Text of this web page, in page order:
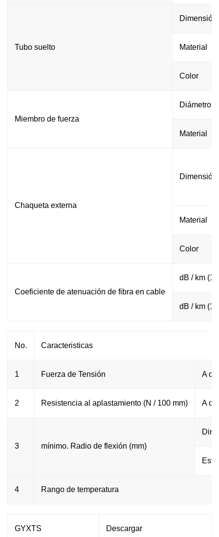
Tubo suelto
Dimensión
Material
Color
Miembro de fuerza
Diámetro
Material
Chaqueta externa
Dimensión
Material
Color
Coeficiente de atenuación de fibra en cable
dB / km
dB / km
No. Caracteristicas
1 Fuerza de Tensión A
2 Resistencia al aplastamiento (N / 100 mm) A
3 mínimo. Radio de flexión (mm)
4 Rango de temperatura
GYXTS Descargar